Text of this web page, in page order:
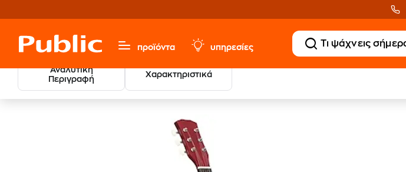
προϊόντα υπηρεσίες
Αναλυτική
Περιγραφή
Χαρακτηριστικά
Sports & Hobbies